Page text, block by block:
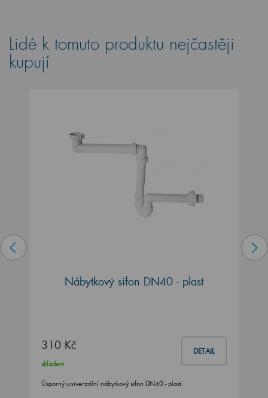
Lidé k tomuto produktu nejčastěji
kupují
Nábytkový sifon DN40 - plast
310 Kč DETAIL
skladem
Úsporný univerzální nábytkový sifon DN40 - plast.